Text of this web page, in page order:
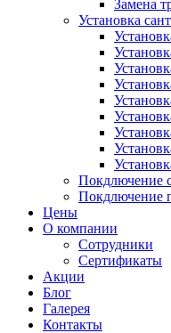
Замена
Установка
Покдлючение
Покдлючение
Цены
О компании
Сотрудники
Сертификаты
Акции
Блог
Галерея
Контакты